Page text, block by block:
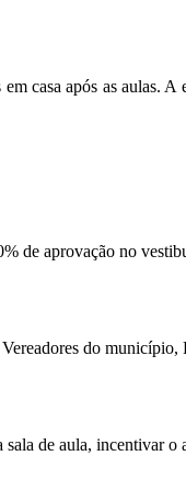
casa após as
de aprovação no
do município,
de aula, incentivar